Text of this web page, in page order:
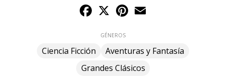
Facebook
X Pinterest
GÉNEROS
Ciencia Ficción
Aventuras y Fantasía
Grandes Clásicos